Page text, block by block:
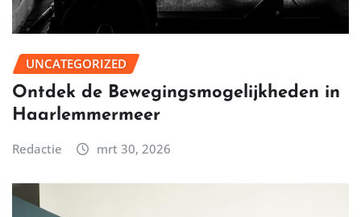
UNCATEGORIZED
Ontdek de Bewegingsmogelijkheden in
Haarlemmermeer
Redactie mrt 30, 2026